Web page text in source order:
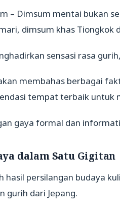
– Dimsum mentai bukan
dimsum khas Tiongkok
sensasi rasa
membahas berbagai
tempat terbaik untuk
gaya formal dan
dalam Satu Gigitan
hasil persilangan budaya
gurih dari Jepang.